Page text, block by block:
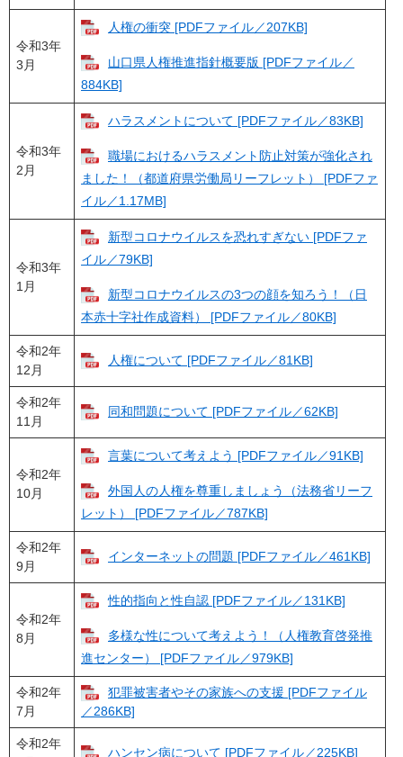
令和3年
3月
人権の衝突 [PDFファイル／207KB]
山口県人権推進指針概要版 [PDFファイル／
884KB]
令和3年
2月
ハラスメントについて [PDFファイル／83KB]
職場におけるハラスメント防止対策が強化され
ました！（都道府県労働局リーフレット） [PDFファ
イル／1.17MB]
令和3年
1月
新型コロナウイルスを恐れすぎない [PDFファ
イル／79KB]
新型コロナウイルスの3つの顔を知ろう！（日
本赤十字社作成資料） [PDFファイル／80KB]
令和2年
12月
人権について [PDFファイル／81KB]
令和2年
11月
同和問題について [PDFファイル／62KB]
令和2年
10月
言葉について考えよう [PDFファイル／91KB]
外国人の人権を尊重しましょう（法務省リーフ
レット） [PDFファイル／787KB]
令和2年
9月
インターネットの問題 [PDFファイル／461KB]
令和2年
8月
性的指向と性自認 [PDFファイル／131KB]
多様な性について考えよう！（人権教育啓発推
進センター） [PDFファイル／979KB]
令和2年
7月
犯罪被害者やその家族への支援 [PDFファイル
／286KB]
令和2年
ハンセン病について [PDFファイル／225KB]